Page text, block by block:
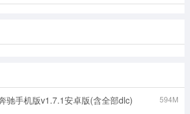
驰手机版v1.7.1安卓版(含全部dlc) 594M